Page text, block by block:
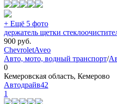
+ Ещё 5 фото
держатель щетки
900 руб.
ChevroletAveo
Авто, мото, водный транспорт/
0
Кемеровская область, Кемерово
Автодрайв42
1